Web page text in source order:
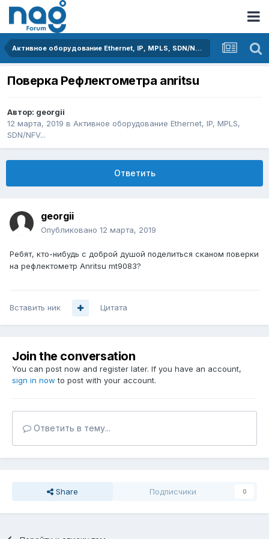
Активное оборудование Ethernet, IP, MPLS, SDN/NFV...
Поверка Рефлектометра anritsu
Автор: georgii
12 марта, 2019 в Активное оборудование Ethernet, IP, MPLS,
SDN/NFV...
Ответить
georgii
Опубликовано 12 марта, 2019
Ребят, кто-нибудь с доброй душой поделиться сканом поверки
на рефлектометр Anritsu mt9083?
Вставить ник Цитата
Join the conversation
You can post now and register later. If you have an account,
sign in now to post with your account.
Ответить в тему...
Share Подписчики 0